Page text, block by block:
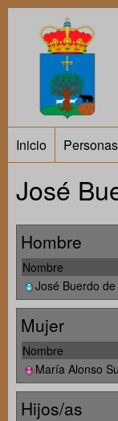
Inicio Personas
José
Hombre
Nombre
José Buerdo de
Mujer
Nombre
María Alonso
Hijos/as